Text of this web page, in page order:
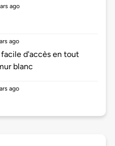
ago
ago
facile d'accès en tout
blanc
ago